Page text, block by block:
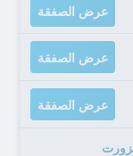
عرض الصفقة
عرض الصفقة
عرض الصفقة